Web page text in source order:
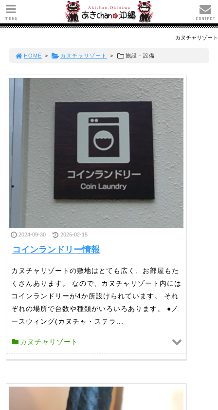
カヌチャリゾート
HOME > カヌチャリゾート > 施設・設備
2024-09-30 2025-02-15
コインランドリー情報
カヌチャリゾートの敷地はとても広く、お部屋もた
くさんあります。 なので、カヌチャリゾート内には
コインランドリーが4か所設けられています。 それ
ぞれの場所で台数や種類がいろいろあります。 ●ノ
ースウィング(カヌチャ・ステラ...
カヌチャリゾート
MENU CONTACT